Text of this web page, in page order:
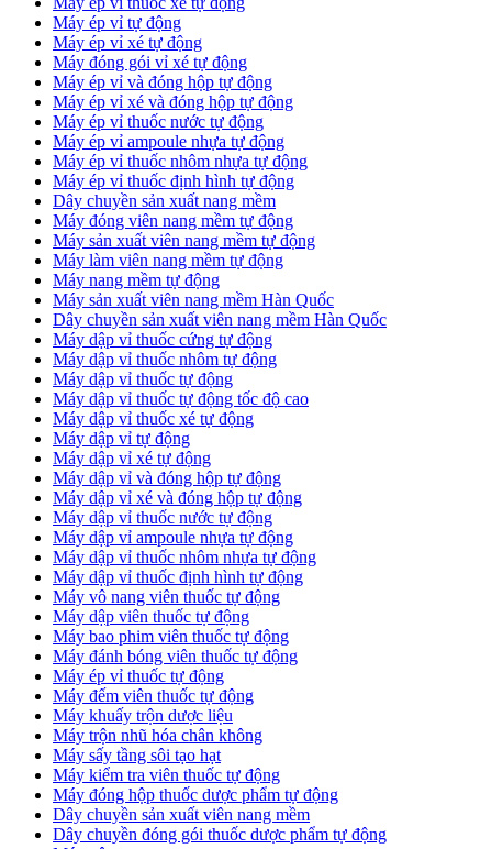
​Máy ép vỉ tự động
​Máy ép vỉ xé tự động
​Máy đóng gói vỉ xé tự động
​Máy ép vỉ và đóng hộp tự động
​Máy ép vỉ xé và đóng hộp tự động
​Máy ép vỉ thuốc nước tự động
​Máy ép vỉ ampoule nhựa tự động
Máy ép vỉ thuốc nhôm nhựa tự động
​Máy ép vỉ thuốc định hình tự động
​Dây chuyền sản xuất nang mềm
Máy đóng viên nang mềm tự động
​Máy sản xuất viên nang mềm tự động
Máy làm viên nang mềm tự động
Máy nang mềm tự động
​Máy sản xuất viên nang mềm Hàn Quốc
​Dây chuyền sản xuất viên nang mềm Hàn Quốc
Máy dập vỉ thuốc cứng tự động
Máy dập vỉ thuốc nhôm tự động
Máy dập vỉ thuốc tự động​
​Máy dập vỉ thuốc tự động tốc độ cao
Máy dập vỉ thuốc xé tự động
​Máy dập vỉ tự động
​Máy dập vỉ xé tự động
​Máy dập vỉ và đóng hộp tự động
​Máy dập vỉ xé và đóng hộp tự động
​Máy dập vỉ thuốc nước tự động
Máy dập vỉ ampoule nhựa tự động
Máy dập vỉ thuốc nhôm nhựa tự động
Máy dập vỉ thuốc định hình tự động
Máy vô nang viên thuốc tự động
Máy dập viên thuốc tự động
Máy bao phim viên thuốc tự động
Máy đánh bóng viên thuốc tự động
Máy ép vỉ thuốc tự động
Máy đếm viên thuốc tự động
Máy khuấy trộn dược liệu
Máy trộn nhũ hóa chân không
Máy sấy tầng sôi tạo hạt
Máy kiểm tra viên thuốc tự động
Máy đóng hộp thuốc dược phẩm tự động
Dây chuyền sản xuất viên nang mềm
Dây chuyền đóng gói thuốc dược phẩm tự động